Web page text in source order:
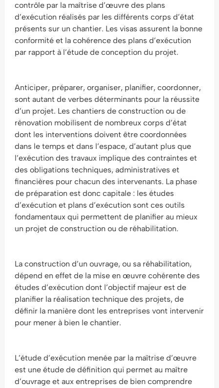
contrôle par la maîtrise d’œuvre des plans
d’exécution réalisés par les différents corps d’état
présents sur un chantier. Les visas assurent la bonne
conformité et la cohérence des plans d’exécution
par rapport à l’étude de conception du projet.
Anticiper, préparer, organiser, planifier, coordonner,
sont autant de verbes déterminants pour la réussite
d’un projet. Les chantiers de construction ou de
rénovation mobilisent de nombreux corps d’état
dont les interventions doivent être coordonnées
dans le temps et dans l’espace, d’autant plus que
l’exécution des travaux implique des contraintes et
des obligations techniques, administratives et
financières pour chacun des intervenants. La phase
de préparation est donc capitale : les études
d’exécution et plans d’exécution sont ces outils
fondamentaux qui permettent de planifier au mieux
un projet de construction ou de réhabilitation.
La construction d’un ouvrage, ou sa réhabilitation,
dépend en effet de la mise en œuvre cohérente des
études d’exécution dont l’objectif majeur est de
planifier la réalisation technique des projets, de
définir la manière dont les entreprises vont intervenir
pour mener à bien le chantier.
L’étude d’exécution menée par la maîtrise d’œuvre
est une étude de définition qui permet au maître
d’ouvrage et aux entreprises de bien comprendre